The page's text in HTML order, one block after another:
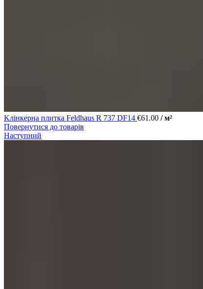
Kлінкерна плитка Feldhaus R 737 DF14 €61.00 / м²
Повернутися до товарів
Наступний